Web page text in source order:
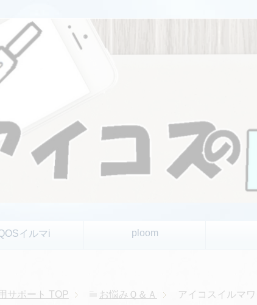
イルマi ploom
サポート TOP お悩みＱ＆Ａ アイコスイルマ